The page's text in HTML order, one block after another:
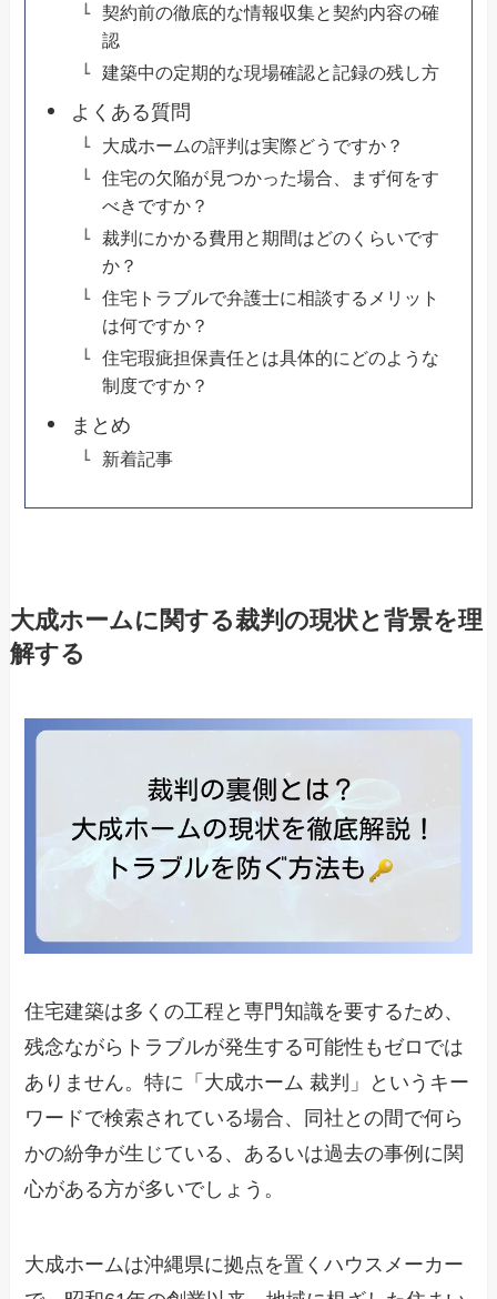
契約前の徹底的な情報収集と契約内容の確
認
建築中の定期的な現場確認と記録の残し方
よくある質問
大成ホームの評判は実際どうですか？
住宅の欠陥が見つかった場合、まず何をす
べきですか？
裁判にかかる費用と期間はどのくらいです
か？
住宅トラブルで弁護士に相談するメリット
は何ですか？
住宅瑕疵担保責任とは具体的にどのような
制度ですか？
まとめ
新着記事
大成ホームに関する裁判の現状と背景を理
解する
住宅建築は多くの工程と専門知識を要するため、
残念ながらトラブルが発生する可能性もゼロでは
ありません。特に「大成ホーム 裁判」というキー
ワードで検索されている場合、同社との間で何ら
かの紛争が生じている、あるいは過去の事例に関
心がある方が多いでしょう。
大成ホームは沖縄県に拠点を置くハウスメーカー